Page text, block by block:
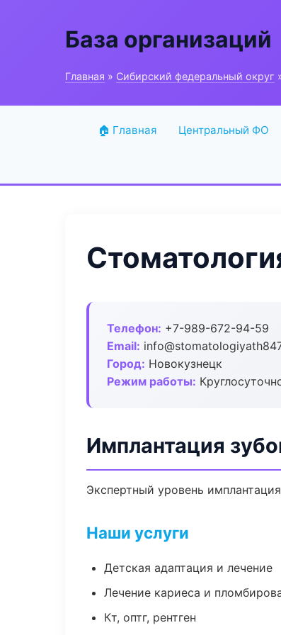
База организаций
Главная » Сибирский федеральный округ
🏠 Главная Центральный ФО
Телефон: +7-989-672-94-59
Email:
Город: Новокузнецк
Режим работы:
Имплантация
Экспертный уровень
Наши услуги
Детская адаптация и лечение
Лечение кариеса и
Кт, оптг, рентген